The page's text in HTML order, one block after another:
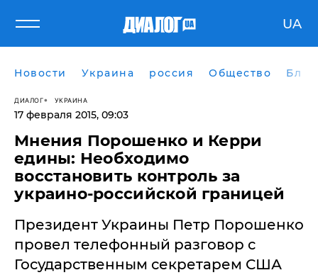
UA
Новости Украина россия Общество
ДИАЛОГ УКРАИНА
17 февраля 2015, 09:03
Мнения Порошенко и Керри
едины: Необходимо
восстановить контроль за
украино-российской границей
Президент Украины Петр Порошенко
провел телефонный разговор с
Государственным секретарем США